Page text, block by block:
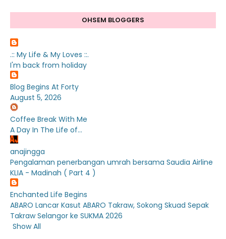
OHSEM BLOGGERS
.:: My Life & My Loves ::.
I'm back from holiday
Blog Begins At Forty
August 5, 2026
Coffee Break With Me
A Day In The Life of...
anajingga
Pengalaman penerbangan umrah bersama Saudia Airline
KLIA - Madinah ( Part 4 )
Enchanted Life Begins
ABARO Lancar Kasut ABARO Takraw, Sokong Skuad Sepak
Takraw Selangor ke SUKMA 2026
Show All